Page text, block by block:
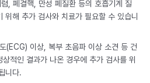
, 폐결핵, 만성 폐질환 등의 호흡기계 질
위해 추가 검사와 치료가 필요할 수 있습니
(ECG) 이상, 복부 초음파 이상 소견 등 건
적인 결과가 나온 경우에 추가 검사를 위
니다.